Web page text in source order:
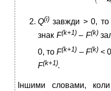
Q(i) завжди > 0,
знак F(k+1) – F(k)
0, тоF(k+1) – F(k)<
F(k+1).
Іншими словами,